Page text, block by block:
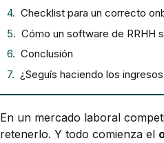
Checklist para un correcto
Cómo un software de RRHH
Conclusión
¿Seguís haciendo los
En un mercado laboral
retenerlo. Y todo comienza el